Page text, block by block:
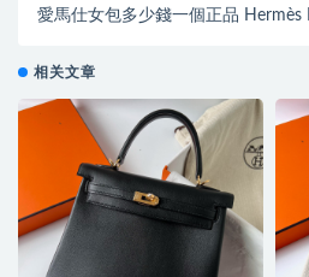
愛馬仕女包多少錢一個正品 Hermès
相关文章